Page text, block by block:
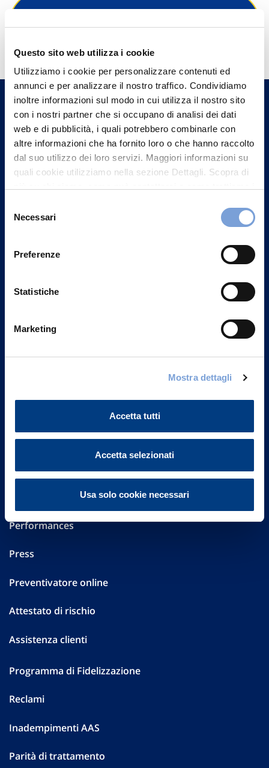
Questo sito web utilizza i cookie
Utilizziamo i cookie per personalizzare contenuti ed
annunci e per analizzare il nostro traffico. Condividiamo
inoltre informazioni sul modo in cui utilizza il nostro sito
con i nostri partner che si occupano di analisi dei dati
web e di pubblicità, i quali potrebbero combinarle con
altre informazioni che ha fornito loro o che hanno raccolto
dal suo utilizzo dei loro servizi. Maggiori informazioni su
quali cookie utilizziamo nella sezione Dettagli. Scopra di
può trovare nel footer del sito nella sezione "Informativa
delNecessari
Preferenze
Statistiche
Marketing
Mostra dettagli
Accetta tutti
Accetta selezionati
Usa solo cookie necessari
Hai bisogno di
informazioni?
Trova l'Agenzia più vicina a te e parla con
un nostro Agente.
Contattaci
20149 Milano
Investor Relations
Performances
Press
Preventivatore online
Attestato di rischio
Assistenza clienti
Programma di Fidelizzazione
Reclami
Inadempimenti AAS
Parità di trattamento